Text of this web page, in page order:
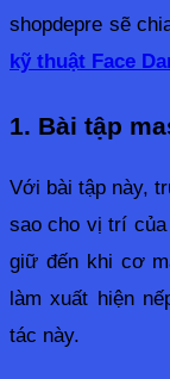
kỹ thuật Face
1. Bài tập
Với bài tập này,
sao cho vị trí
giữ đến khi cơ
làm xuất hiện
tác này.